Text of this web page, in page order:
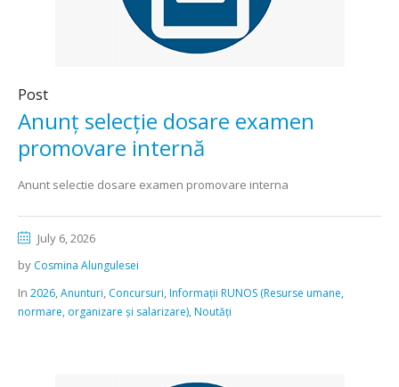
Post
Anunț selecție dosare examen
promovare internă
Anunt selectie dosare examen promovare interna
July 6, 2026
by Cosmina Alungulesei
In 2026,Anunturi, Concursuri,Informații RUNOS (Resurse umane,
normare, organizare și salarizare),Noutăți